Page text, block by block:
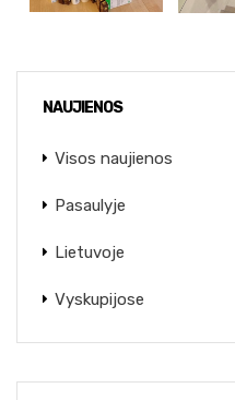
NAUJIENOS
Visos naujienos
Pasaulyje
Lietuvoje
Vyskupijose